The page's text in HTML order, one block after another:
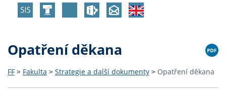
Opatření děkana
FF > Fakulta > Strategie a další dokumenty > Opatření děkana